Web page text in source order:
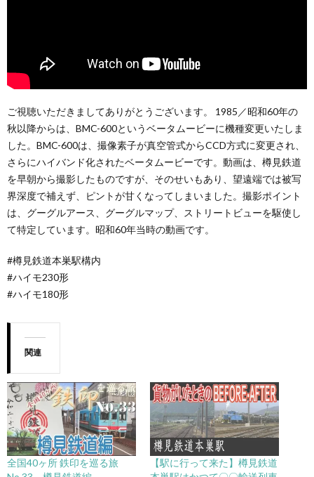
ご視聴いただきましてありがとうございます。 1985／昭和60年の
秋以降からは、BMC-600というベータムービーに機種変更いたしま
した。BMC-600は、撮像素子が真空管式からCCD方式に変更され、
さらにハイバンド化されたベータムービーです。動画は、樽見鉄道
を早朝から撮影したものですが、そのせいもあり、望遠端では被写
界深度で補えず、ピントが甘くなってしまいました。撮影ポイント
は、グーグルアース、グーグルマップ、ストリートビューを駆使し
て特定しています。昭和60年当時の動画です。
#樽見鉄道本巣駅構内
#ハイモ230形
#ハイモ180形
関連
全国40ヶ所 鉄印を巡る旅
【駅に行って来た】樽見鉄道